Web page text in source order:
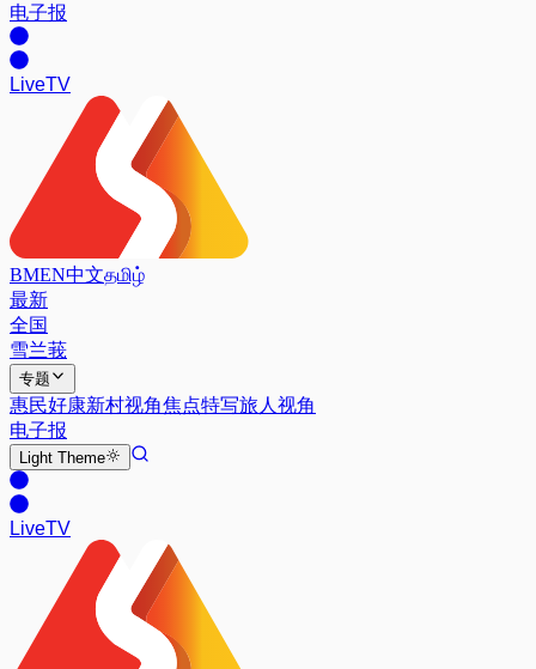
电子报
LiveTV
BMEN中文தமிழ்
最新
全国
雪兰莪
专题
惠民好康新村视角焦点特写旅人视角
电子报
Light Theme
LiveTV